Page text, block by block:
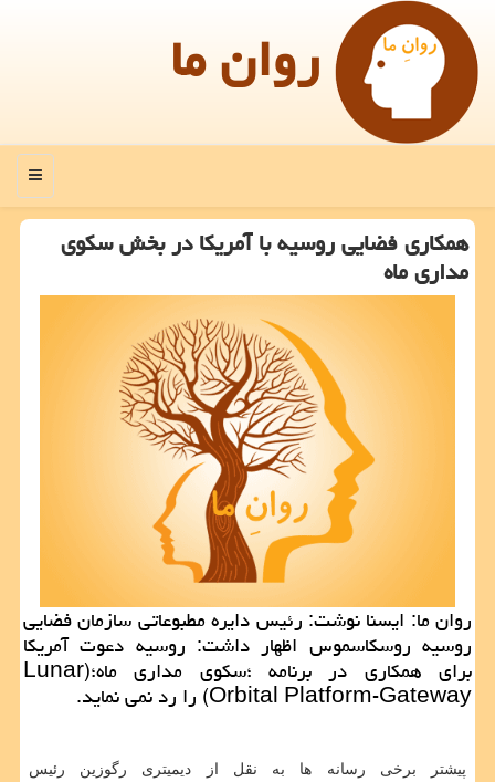
روان ما
منو
همكاری فضایی روسیه با آمریكا در بخش سكوی
مداری ماه
روان ما: ایسنا نوشت: رئیس دایره مطبوعاتی سازمان فضایی
روسیه روسكاسموس اظهار داشت: روسیه دعوت آمریكا
برای همكاری در برنامه ؛سكوی مداری ماه؛(Lunar
Orbital Platform-Gateway) را رد نمی نماید.
پیشتر برخی رسانه ها به نقل از دیمیتری رگوزین رئیس